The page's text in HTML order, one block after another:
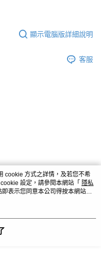
顯示電腦版詳細說明
客服
cookie 方式之詳情，及若您不希
設定，請參閱本網站「 隱私
表示您同意本公司得按本網站使